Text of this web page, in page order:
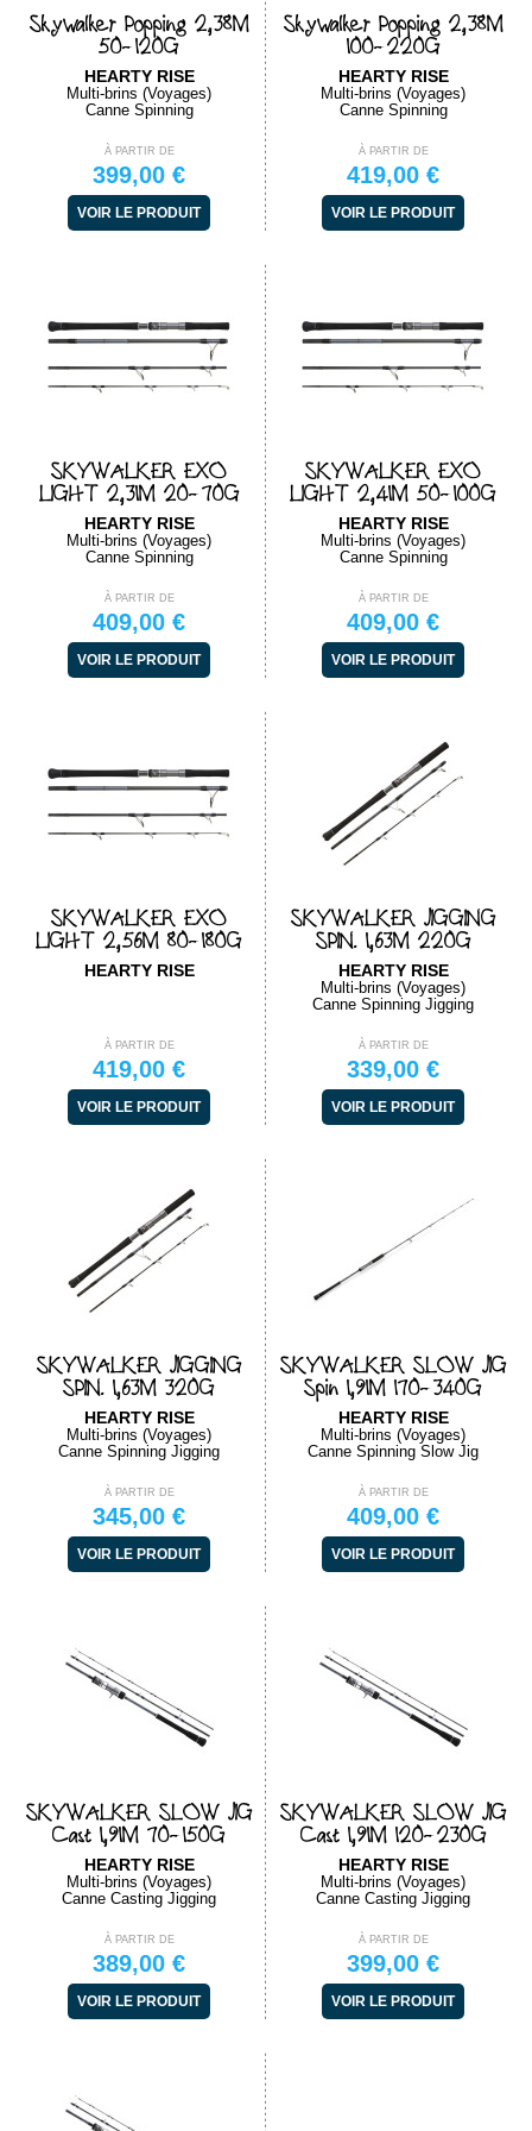
Skywalker Popping 2,38M
50-120G
HEARTY RISE
Multi-brins (Voyages)
Canne Spinning
À PARTIR DE
399,00 €
VOIR LE PRODUIT
Skywalker Popping 2,38M
100-220G
HEARTY RISE
Multi-brins (Voyages)
Canne Spinning
À PARTIR DE
419,00 €
VOIR LE PRODUIT
SKYWALKER EXO
LIGHT 2,31M 20-70G
HEARTY RISE
Multi-brins (Voyages)
Canne Spinning
À PARTIR DE
409,00 €
VOIR LE PRODUIT
SKYWALKER EXO
LIGHT 2,41M 50-100G
HEARTY RISE
Multi-brins (Voyages)
Canne Spinning
À PARTIR DE
409,00 €
VOIR LE PRODUIT
SKYWALKER EXO
LIGHT 2,56M 80-180G
HEARTY RISE
À PARTIR DE
419,00 €
VOIR LE PRODUIT
SKYWALKER JIGGING
SPIN. 1,63M 220G
HEARTY RISE
Multi-brins (Voyages)
Canne Spinning Jigging
À PARTIR DE
339,00 €
VOIR LE PRODUIT
SKYWALKER JIGGING
SPIN. 1,63M 320G
HEARTY RISE
Multi-brins (Voyages)
Canne Spinning Jigging
À PARTIR DE
345,00 €
VOIR LE PRODUIT
SKYWALKER SLOW JIG
Spin 1,91M 170-340G
HEARTY RISE
Multi-brins (Voyages)
Canne Spinning Slow Jig
À PARTIR DE
409,00 €
VOIR LE PRODUIT
SKYWALKER SLOW JIG
Cast 1,91M 70-150G
HEARTY RISE
Multi-brins (Voyages)
Canne Casting Jigging
À PARTIR DE
389,00 €
VOIR LE PRODUIT
SKYWALKER SLOW JIG
Cast 1,91M 120-230G
HEARTY RISE
Multi-brins (Voyages)
Canne Casting Jigging
À PARTIR DE
399,00 €
VOIR LE PRODUIT